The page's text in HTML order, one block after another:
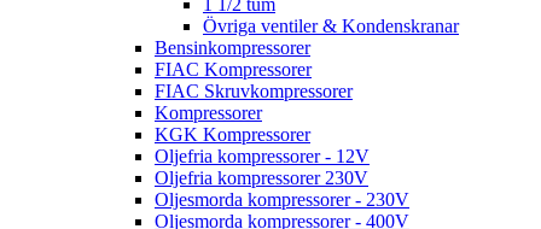
1 1/2 tum
Övriga ventiler & Kondenskranar
Bensinkompressorer
FIAC Kompressorer
FIAC Skruvkompressorer
Kompressorer
KGK Kompressorer
Oljefria kompressorer - 12V
Oljefria kompressorer 230V
Oljesmorda kompressorer - 230V
Oljesmorda kompressorer - 400V